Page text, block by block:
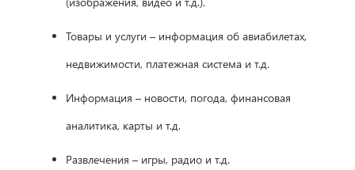
Товары и услуги – информация об авиабилетах,
недвижимости, платежная система и т.д.
Информация – новости, погода, финансовая
аналитика, карты и т.д.
Развлечения – игры, радио и т.д.